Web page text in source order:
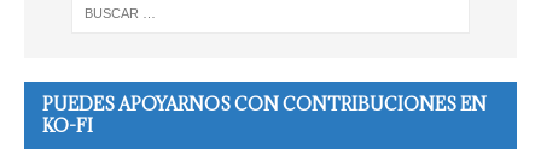
PUEDES APOYARNOS CON CONTRIBUCIONES EN
KO-FI